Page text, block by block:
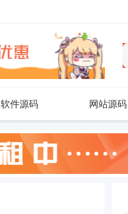
软件源码 网站源码